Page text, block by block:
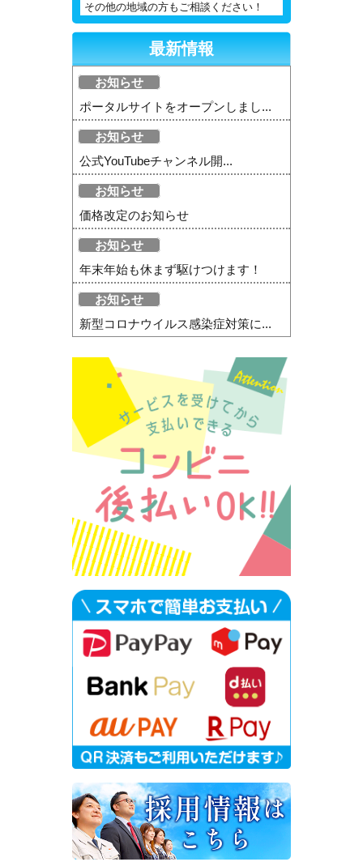
その他の地域の方もご相談ください！
最新情報
お知らせ
ポータルサイトをオープンしまし...
お知らせ
公式YouTubeチャンネル開...
お知らせ
価格改定のお知らせ
お知らせ
年末年始も休まず駆けつけます！
お知らせ
新型コロナウイルス感染症対策に...